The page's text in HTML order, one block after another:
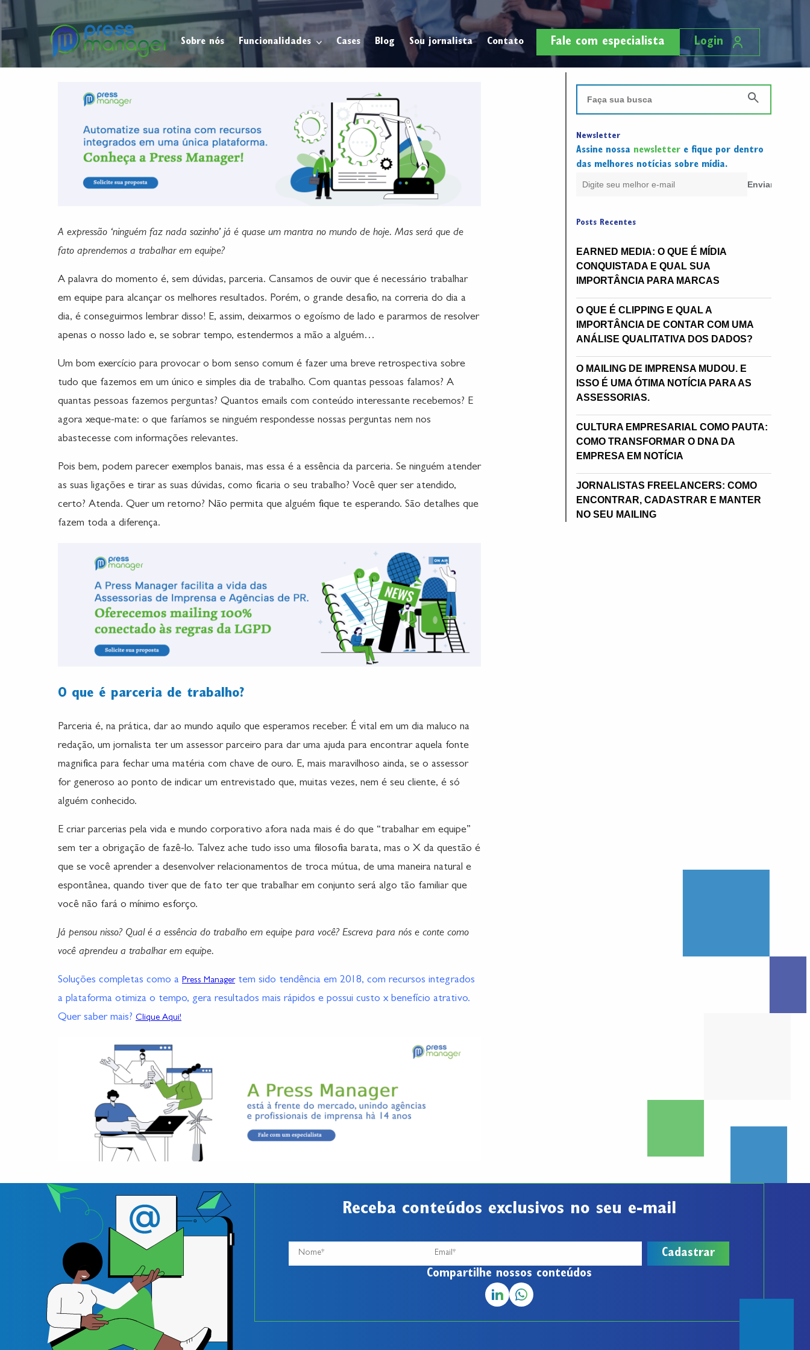
Sobre nós Funcionalidades Cases Blog Sou jornalista Contato Fale com especialista Login
A expressão ‘ninguém faz nada sozinho’ já é quase um mantra no mundo de hoje. Mas será que de
fato aprendemos a trabalhar em equipe?
A palavra do momento é, sem dúvidas, parceria. Cansamos de ouvir que é necessário trabalhar
em equipe para alcançar os melhores resultados. Porém, o grande desafio, na correria do dia a
dia, é conseguirmos lembrar disso! E, assim, deixarmos o egoísmo de lado e pararmos de resolver
apenas o nosso lado e, se sobrar tempo, estendermos a mão a alguém…
Um bom exercício para provocar o bom senso comum é fazer uma breve retrospectiva sobre
tudo que fazemos em um único e simples dia de trabalho. Com quantas pessoas falamos? A
quantas pessoas fazemos perguntas? Quantos emails com conteúdo interessante recebemos? E
agora xeque-mate: o que faríamos se ninguém respondesse nossas perguntas nem nos
abastecesse com informações relevantes.
Pois bem, podem parecer exemplos banais, mas essa é a essência da parceria. Se ninguém atender
as suas ligações e tirar as suas dúvidas, como ficaria o seu trabalho? Você quer ser atendido,
certo? Atenda. Quer um retorno? Não permita que alguém fique te esperando. São detalhes que
fazem toda a diferença.
O que é parceria de trabalho?
Parceria é, na prática, dar ao mundo aquilo que esperamos receber. É vital em um dia maluco na
redação, um jornalista ter um assessor parceiro para dar uma ajuda para encontrar aquela fonte
magnifica para fechar uma matéria com chave de ouro. E, mais maravilhoso ainda, se o assessor
for generoso ao ponto de indicar um entrevistado que, muitas vezes, nem é seu cliente, é só
alguém conhecido.
E criar parcerias pela vida e mundo corporativo afora nada mais é do que “trabalhar em equipe”
sem ter a obrigação de fazê-lo. Talvez ache tudo isso uma filosofia barata, mas o X da questão é
que se você aprender a desenvolver relacionamentos de troca mútua, de uma maneira natural e
espontânea, quando tiver que de fato ter que trabalhar em conjunto será algo tão familiar que
você não fará o mínimo esforço.
Já pensou nisso? Qual é a essência do trabalho em equipe para você? Escreva para nós e conte como
você aprendeu a trabalhar em equipe.
Soluções completas como a Press Managertem sido tendência em 2018, com recursos integrados
a plataforma otimiza o tempo, gera resultados mais rápidos e possui custo x benefício atrativo.
Quer saber mais? Clique Aqui!
Newsletter
Assine nossa newslettere fique por dentro
das melhores notícias sobre mídia.
Posts Recentes
EARNED MEDIA: O QUE É MÍDIA
CONQUISTADA E QUAL SUA
IMPORTÂNCIA PARA MARCAS
O QUE É CLIPPING E QUAL A
IMPORTÂNCIA DE CONTAR COM UMA
ANÁLISE QUALITATIVA DOS DADOS?
O MAILING DE IMPRENSA MUDOU. E
ISSO É UMA ÓTIMA NOTÍCIA PARA AS
ASSESSORIAS.
CULTURA EMPRESARIAL COMO PAUTA:
COMO TRANSFORMAR O DNA DA
EMPRESA EM NOTÍCIA
JORNALISTAS FREELANCERS: COMO
ENCONTRAR, CADASTRAR E MANTER
NO SEU MAILING
Receba conteúdos exclusivos no seu e-mail
Compartilhe nossos conteúdos